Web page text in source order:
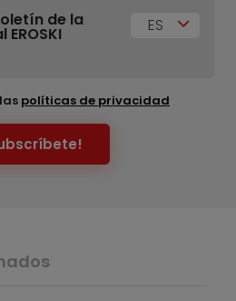
de la
ES
políticas de privacidad